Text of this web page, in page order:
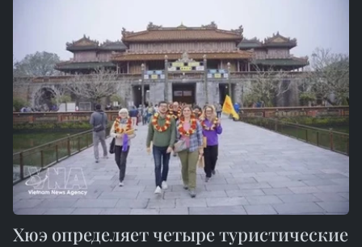
Хюэ определяет четыре туристические